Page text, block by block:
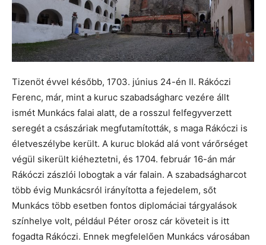
Tizenöt évvel később, 1703. június 24-én II. Rákóczi
Ferenc, már, mint a kuruc szabadságharc vezére állt
ismét Munkács falai alatt, de a rosszul felfegyverzett
seregét a császáriak megfutamították, s maga Rákóczi is
életveszélybe került. A kuruc blokád alá vont várőrséget
végül sikerült kiéheztetni, és 1704. február 16-án már
Rákóczi zászlói lobogtak a vár falain. A szabadságharcot
több évig Munkácsról irányította a fejedelem, sőt
Munkács több esetben fontos diplomáciai tárgyalások
színhelye volt, például Péter orosz cár követeit is itt
fogadta Rákóczi. Ennek megfelelően Munkács városában